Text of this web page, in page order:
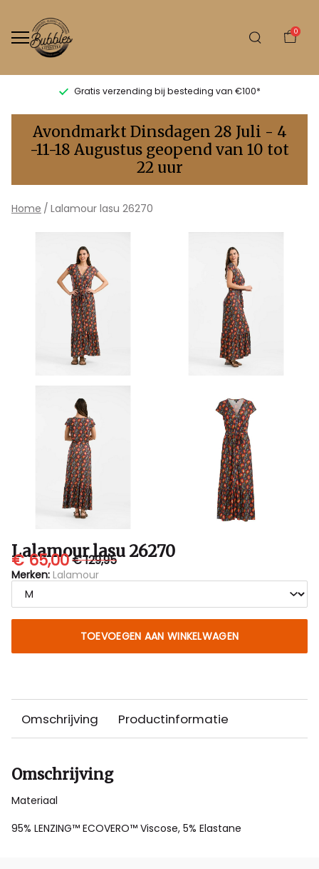
0
Gratis verzending bij besteding van €100*
Lalamour
lasu
26270
-
Bubbles
Sluis
Avondmarkt Dinsdagen 28 Juli - 4
-11-18 Augustus geopend van 10 tot
22 uur
Home Lalamour lasu 26270
Lalamour lasu 26270
€ 65,00€ 129,95
Merken: Lalamour
TOEVOEGEN AAN WINKELWAGEN
Omschrijving Productinformatie
Omschrijving
Materiaal
95% LENZING™ ECOVERO™ Viscose, 5% Elastane